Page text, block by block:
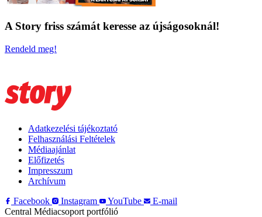
A Story friss számát keresse az újságosoknál!
Rendeld meg!
Adatkezelési tájékoztató
Felhasználási Feltételek
Médiaajánlat
Előfizetés
Impresszum
Archívum
Facebook
Instagram YouTube
E-mail
Central Médiacsoport portfólió